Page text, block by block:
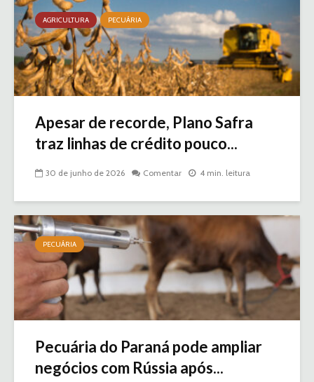
AGRICULTURA PECUÁRIA
Apesar de recorde, Plano Safra
traz linhas de crédito pouco...
30 de junho de 2026 Comentar 4 min. leitura
PECUÁRIA
Pecuária do Paraná pode ampliar
negócios com Rússia após...